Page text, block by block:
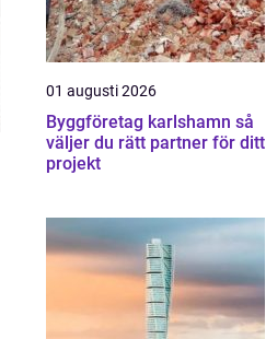
01 augusti 2026
Byggföretag karlshamn så
väljer du rätt partner för ditt
projekt